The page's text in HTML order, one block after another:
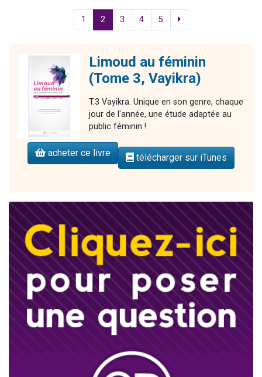
1 2 3 4 5
Limoud au féminin
(Tome 3, Vayikra)
T.3 Vayikra. Unique en son genre, chaque
jour de l'année, une étude adaptée au
public féminin !
acheter ce livre télécharger sur iTunes